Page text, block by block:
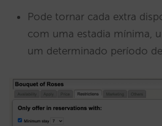
Pode tornar cada extra
com uma estadia mínima,
um determinado período